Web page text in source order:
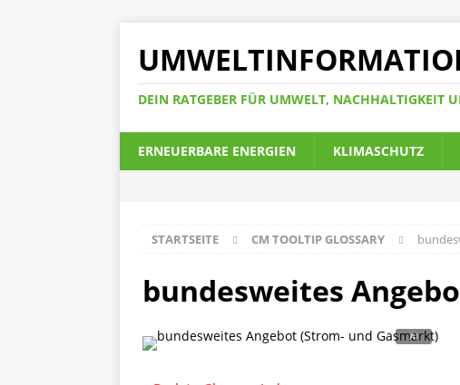
DEIN RATGEBER FÜR UMWELT, NACHHALTIGKEIT
ERNEUERBARE ENERGIEN KLIMASCHUTZ
STARTSEITE CM TOOLTIP GLOSSARY
bundesweites